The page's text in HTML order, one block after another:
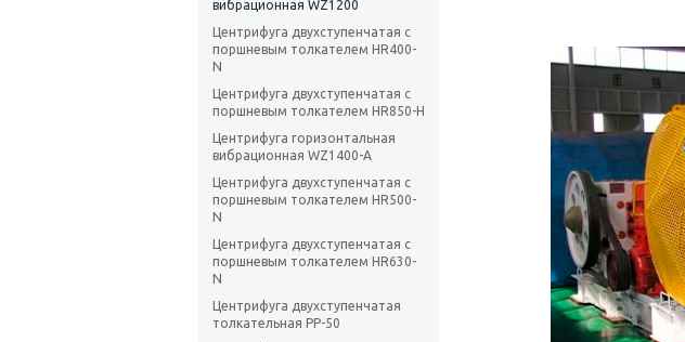
вибрационная WZ1200
Центрифуга двухступенчатая с
поршневым толкателем HR400-
N
Центрифуга двухступенчатая с
поршневым толкателем HR850-H
Центрифуга горизонтальная
вибрационная WZ1400-A
Центрифуга двухступенчатая с
поршневым толкателем HR500-
N
Центрифуга двухступенчатая с
поршневым толкателем HR630-
N
Центрифуга двухступенчатая
толкательная PP-50